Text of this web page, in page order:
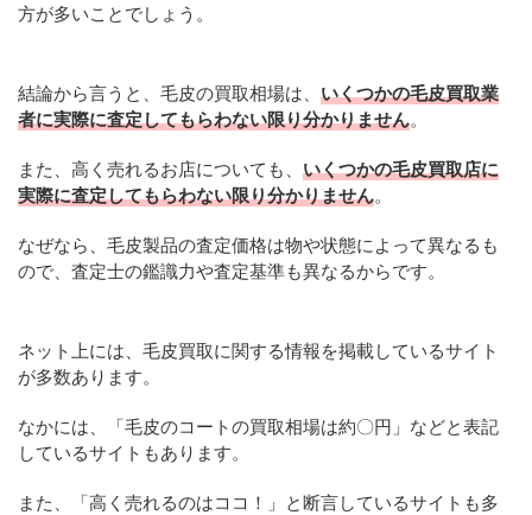
方が多いことでしょう。
結論から言うと、毛皮の買取相場は、 いくつかの毛皮買取業
者に実際に査定してもらわない限り分かりません。
また、高く売れるお店についても、 いくつかの毛皮買取店に
実際に査定してもらわない限り分かりません。
なぜなら、毛皮製品の査定価格は物や状態によって異なるも
ので、査定士の鑑識力や査定基準も異なるからです。
ネット上には、毛皮買取に関する情報を掲載しているサイト
が多数あります。
なかには、「毛皮のコートの買取相場は約〇円」などと表記
しているサイトもあります。
また、「高く売れるのはココ！」と断言しているサイトも多